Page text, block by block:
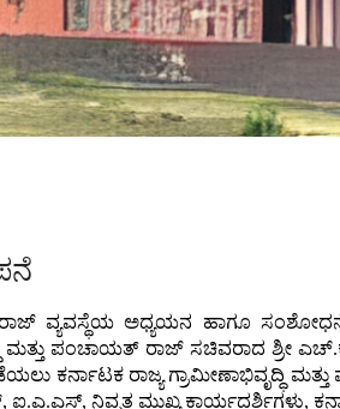
ವ್ಯವಸ್ಥೆಯ ಅಧ್ಯಯನ ಹಾಗೂ
ಮತ್ತು ಪಂಚಾಯತ್ ರಾಜ್ ಸಚಿವರಾದ ಶ್ರೀ
ರಾಜ್ಯ ಗ್ರಾಮೀಣಾಭಿವೃದ್ಧಿ
ನಿವೃತ್ತ ಮುಖ್ಯ ಕಾರ್ಯದರ್ಶಿಗಳು,